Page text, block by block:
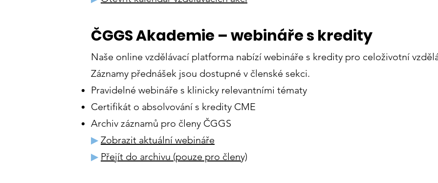
ČGGS Akademie – webináře s kredity
Naše online vzdělávací platforma nabízí webináře s kredity pro celoživotní
Záznamy přednášek jsou dostupné v členské sekci.
Pravidelné webináře s klinicky relevantními tématy
Certifikát o absolvování s kredity CME
Archiv záznamů pro členy ČGGS
▶ Zobrazit aktuální webináře
▶ Přejít do archivu (pouze pro členy)